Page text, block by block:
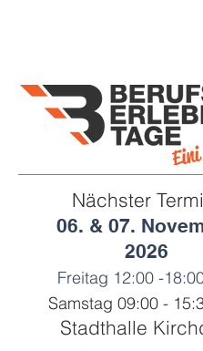
Nächster
06. & 07.
2026
Freitag 12:00 -
Samstag 09:00 -
Stadthalle